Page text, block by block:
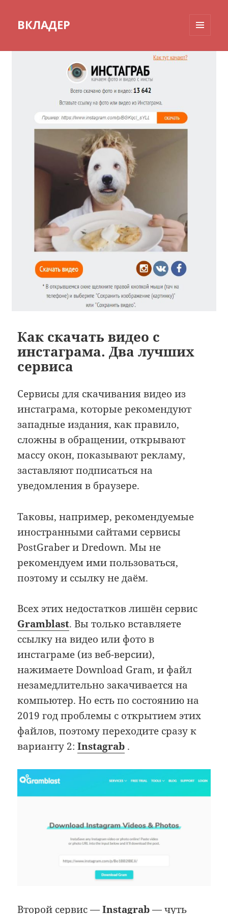
ВКЛАДЕР
Как скачать видео с
инстаграма. Два лучших
сервиса
Сервисы для скачивания видео из
инстаграма, которые рекомендуют
западные издания, как правило,
сложны в обращении, открывают
массу окон, показывают рекламу,
заставляют подписаться на
уведомления в браузере.
Таковы, например, рекомендуемые
иностранными сайтами сервисы
PostGraber и Dredown. Мы не
рекомендуем ими пользоваться,
поэтому и ссылку не даём.
Всех этих недостатков лишён сервис
Gramblast. Вы только вставляете
ссылку на видео или фото в
инстаграме (из веб-версии),
нажимаете Download Gram, и файл
незамедлительно закачивается на
компьютер. Но есть по состоянию на
2019 год проблемы с открытием этих
файлов, поэтому переходите сразу к
варианту 2:Instagrab .
Второй сервис —Instagrab — чуть